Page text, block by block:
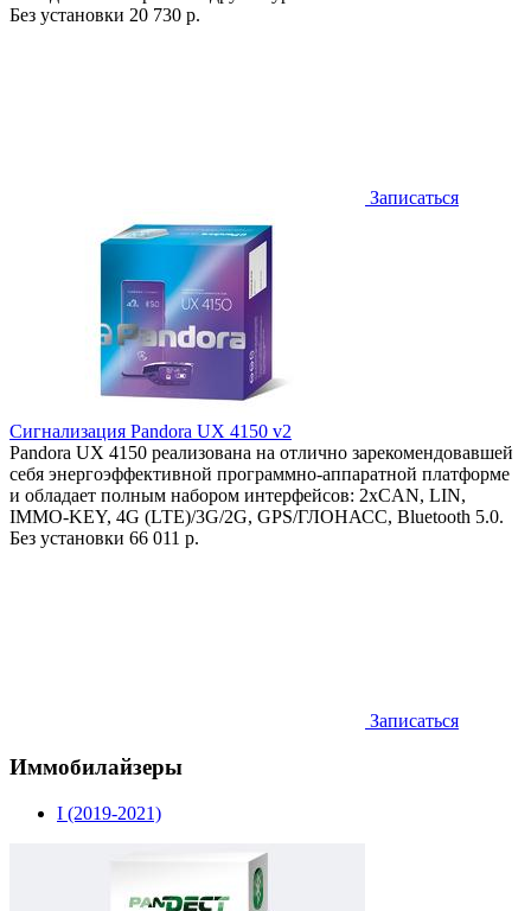
Без установки 20 730 р.
Записаться
Сигнализация Pandora UX 4150 v2
Pandora UX 4150 реализована на отлично зарекомендовавшей
себя энергоэффективной программно-аппаратной платформе
и обладает полным набором интерфейсов: 2хCAN, LIN,
IMMO-KEY, 4G (LTE)/3G/2G, GPS/ГЛОНАСС, Bluetooth 5.0.
Без установки 66 011 р.
Записаться
Иммобилайзеры
I (2019-2021)